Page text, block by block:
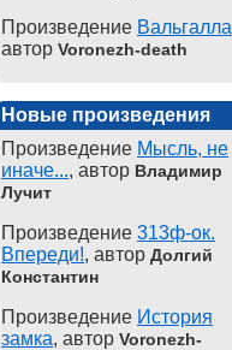
Произведение Вальгалла
автор Voronezh-death
Новые произведения
Произведение Мысль, не
иначе..., автор Владимир
Лучит
Произведение 313ф-ок.
Впереди!, автор Долгий
Константин
Произведение История
замка, автор Voronezh-